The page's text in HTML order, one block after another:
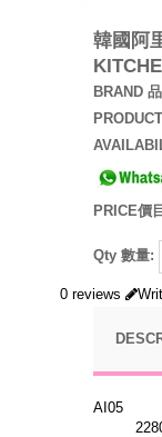
韓國阿
BRAND
PRICE價
Qty 數量:
0 reviews
AI05